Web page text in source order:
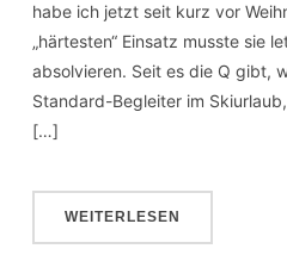
habe ich jetzt seit kurz vor
„härtesten“ Einsatz musste sie
absolvieren. Seit es die Q gibt,
Standard-Begleiter im
[…]
WEITERLESEN